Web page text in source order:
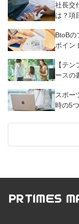
社長交
は？項
BtoBの
ポイン
【テン
ースの
スポー
時の5